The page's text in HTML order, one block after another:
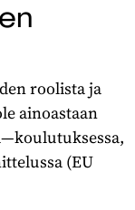
roolista ja
ainoastaan
(EU